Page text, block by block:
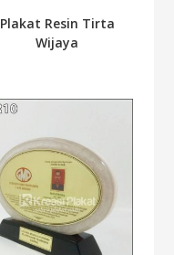
Plakat Resin Tirta
Wijaya